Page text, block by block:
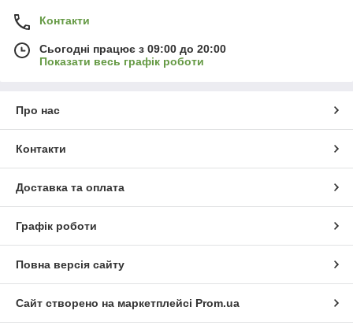
Контакти
Сьогодні працює з 09:00 до 20:00
Показати весь графік роботи
Про нас
Контакти
Доставка та оплата
Графік роботи
Повна версія сайту
Сайт створено на маркетплейсі Prom.ua